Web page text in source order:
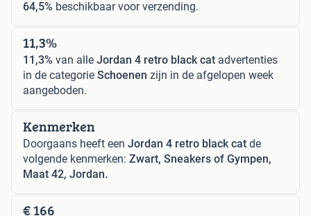
64,5% beschikbaar voor verzending.
11,3%
11,3% van alle Jordan 4 retro black cat advertenties
in de categorie Schoenen zijn in de afgelopen week
aangeboden.
Kenmerken
Doorgaans heeft een Jordan 4 retro black cat de
volgende kenmerken: Zwart, Sneakers of Gympen,
Maat 42, Jordan.
€ 166